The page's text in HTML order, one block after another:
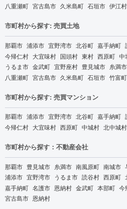
八重瀬町 宮古島市 久米島町 石垣市 伊江村
市町村から探す: 売買土地
那覇市 浦添市 宜野湾市 北谷町 嘉手納町
今帰仁村 大宜味村 国頭村 東村 西原町 中
うるま市 金武町 宜野座村 豊見城市 糸満市
八重瀬町 宮古島市 久米島町 石垣市 竹富町
市町村から探す: 売買マンション
那覇市 浦添市 宜野湾市 北谷町 嘉手納町
今帰仁村 大宜味村 西原町 中城村 北中城村
市町村から探す：不動産会社
那覇市 豊見城市 糸満市 南風原町 南城市
浦添市 宜野湾市 うるま市 読谷村 西原町
嘉手納町 名護市 恩納村 金武町 本部町 今
宮古島市 恩納村